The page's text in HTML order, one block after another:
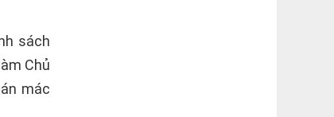
sách
Chủ
mác